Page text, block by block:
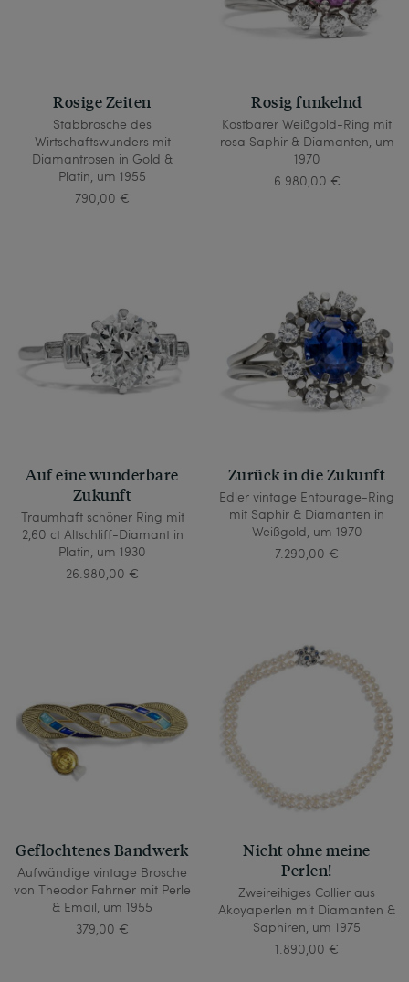
Rosige Zeiten
Stabbrosche des
Wirtschaftswunders mit
Diamantrosen in Gold &
Platin, um 1955
790,00 €
Rosig funkelnd
Kostbarer Weißgold-Ring mit
rosa Saphir & Diamanten, um
1970
6.980,00 €
Auf eine wunderbare
Zukunft
Traumhaft schöner Ring mit
2,60 ct Altschliff-Diamant in
Platin, um 1930
26.980,00 €
Zurück in die Zukunft
Edler vintage Entourage-Ring
mit Saphir & Diamanten in
Weißgold, um 1970
7.290,00 €
Geflochtenes Bandwerk
Aufwändige vintage Brosche
von Theodor Fahrner mit Perle
& Email, um 1955
379,00 €
Nicht ohne meine
Perlen!
Zweireihiges Collier aus
Akoyaperlen mit Diamanten &
Saphiren, um 1975
1.890,00 €